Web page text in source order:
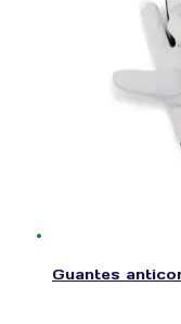
Guantes